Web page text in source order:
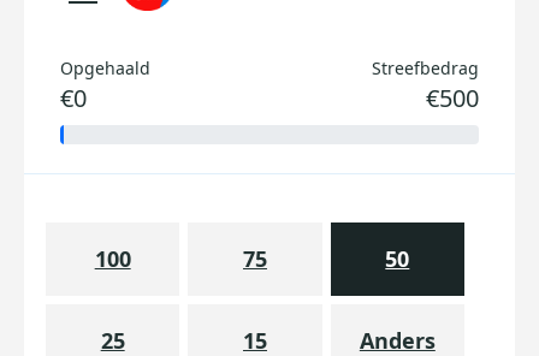
Opgehaald
€0
Streefbedrag
€500
100 75 50
25 15 Anders